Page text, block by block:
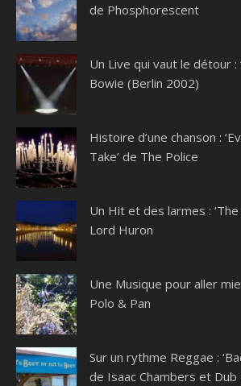
de Phosphorescent
Un Live qui vaut le détour :
Bowie (Berlin 2002)
Histoire d’une chanson :
Take’ de The Police
Un Hit et des larmes :
Lord Huron
Une Musique pour aller
Polo & Pan
Sur un rythme Reggae :
de Isaac Chambers et Dub